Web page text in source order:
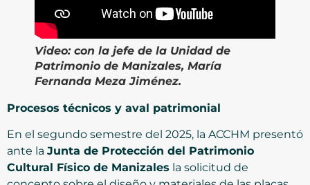
Video: con la jefe de la Unidad de
Patrimonio de Manizales, María
Fernanda Meza Jiménez.
Procesos técnicos y aval patrimonial
En el segundo semestre del 2025, la ACCHM presentó
ante la Junta de Protección del Patrimonio
Cultural Físico de Manizales la solicitud de